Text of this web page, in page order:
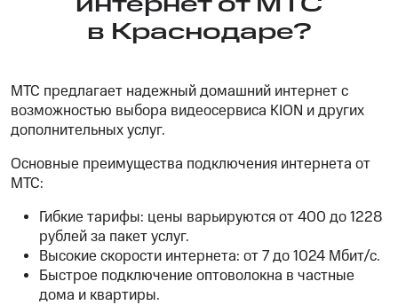
в Краснодаре?
МТС предлагает надежный домашний интернет с
возможностью выбора видеосервиса KION и других
дополнительных услуг.
Основные преимущества подключения интернета от
МТС:
Гибкие тарифы: цены варьируются от 400 до 1228
рублей за пакет услуг.
Высокие скорости интернета: от 7 до 1024 Мбит/с.
Быстрое подключение оптоволокна в частные
дома и квартиры.